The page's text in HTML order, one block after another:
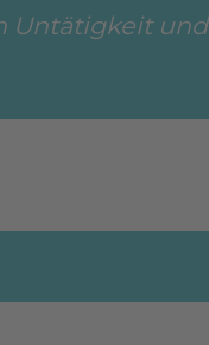
Untätigkeit und